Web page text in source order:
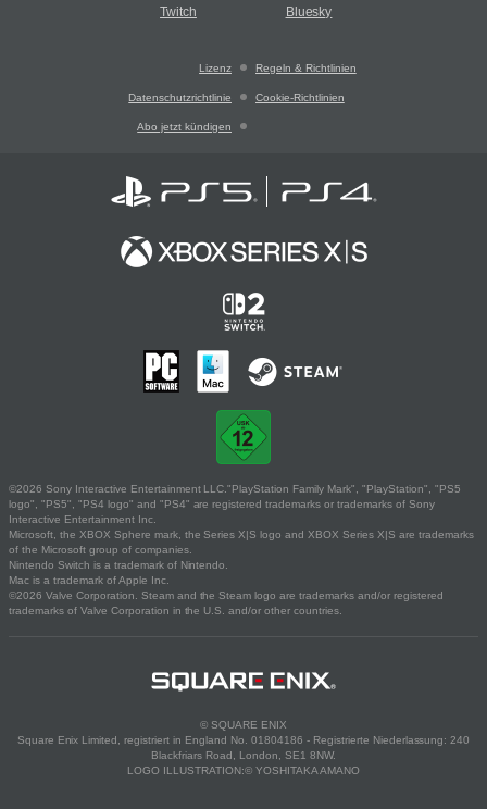
Twitch Bluesky
Lizenz Regeln & Richtlinien
Datenschutzrichtlinie Cookie-Richtlinien
Abo jetzt kündigen
©2026 Sony Interactive Entertainment LLC."PlayStation Family Mark", "PlayStation", "PS5
logo", "PS5", "PS4 logo" and "PS4" are registered trademarks or trademarks of Sony
Interactive Entertainment Inc.
Microsoft, the XBOX Sphere mark, the Series X|S logo and XBOX Series X|S are trademarks
of the Microsoft group of companies.
Nintendo Switch is a trademark of Nintendo.
Mac is a trademark of Apple Inc.
©2026 Valve Corporation. Steam and the Steam logo are trademarks and/or registered
trademarks of Valve Corporation in the U.S. and/or other countries.
© SQUARE ENIX
Square Enix Limited, registriert in England No. 01804186 - Registrierte Niederlassung: 240
Blackfriars Road, London, SE1 8NW.
LOGO ILLUSTRATION:© YOSHITAKA AMANO